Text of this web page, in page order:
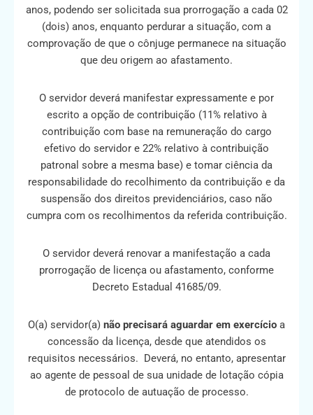
anos, podendo ser solicitada sua prorrogação a cada 02
(dois) anos, enquanto perdurar a situação, com a
comprovação de que o cônjuge permanece na situação
que deu origem ao afastamento.
O servidor deverá manifestar expressamente e por
escrito a opção de contribuição (11% relativo à
contribuição com base na remuneração do cargo
efetivo do servidor e 22% relativo à contribuição
patronal sobre a mesma base) e tomar ciência da
responsabilidade do recolhimento da contribuição e da
suspensão dos direitos previdenciários, caso não
cumpra com os recolhimentos da referida contribuição.
O servidor deverá renovar a manifestação a cada
prorrogação de licença ou afastamento, conforme
Decreto Estadual 41685/09.
O(a) servidor(a) não precisará aguardar em exercício a
concessão da licença, desde que atendidos os
requisitos necessários. Deverá, no entanto, apresentar
ao agente de pessoal de sua unidade de lotação cópia
de protocolo de autuação de processo.